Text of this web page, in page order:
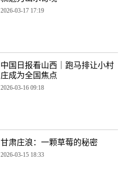
2026-03-17 17:19
中国日报看山西｜跑马排让小村
庄成为全国焦点
2026-03-16 09:18
甘肃庄浪：一颗草莓的秘密
2026-03-15 18:33